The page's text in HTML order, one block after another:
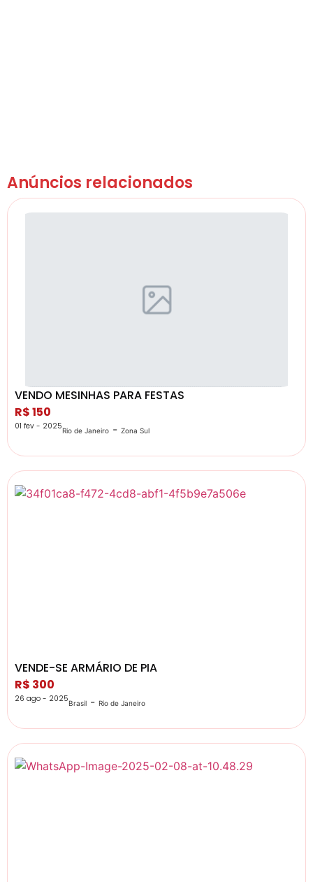
Anúncios relacionados
VENDO MESINHAS PARA FESTAS
R$ 150
01 fev - 2025Rio de Janeiro - Zona Sul
VENDE-SE ARMÁRIO DE PIA
R$ 300
26 ago - 2025Brasil - Rio de Janeiro